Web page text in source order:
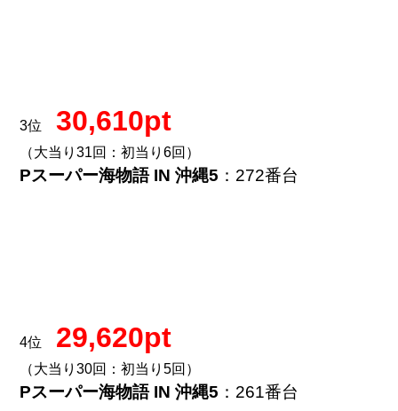
3位30,610pt
（大当り31回：初当り6回）
Pスーパー海物語 IN 沖縄5 ：272番台
4位 29,620pt
（大当り30回：初当り5回）
Pスーパー海物語 IN 沖縄5 ：261番台